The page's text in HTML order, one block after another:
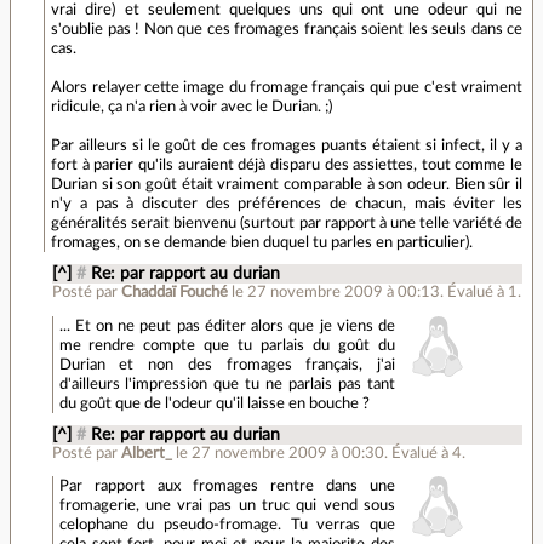
vrai dire) et seulement quelques uns qui ont une odeur qui ne
s'oublie pas ! Non que ces fromages français soient les seuls dans ce
cas.
Alors relayer cette image du fromage français qui pue c'est vraiment
ridicule, ça n'a rien à voir avec le Durian. ;)
Par ailleurs si le goût de ces fromages puants étaient si infect, il y a
fort à parier qu'ils auraient déjà disparu des assiettes, tout comme le
Durian si son goût était vraiment comparable à son odeur. Bien sûr il
n'y a pas à discuter des préférences de chacun, mais éviter les
généralités serait bienvenu (surtout par rapport à une telle variété de
fromages, on se demande bien duquel tu parles en particulier).
[^] # Re: par rapport au durian
Posté par Chaddaï Fouché le 27 novembre 2009 à 00:13. Évalué à 1 .
... Et on ne peut pas éditer alors que je viens de
me rendre compte que tu parlais du goût du
Durian et non des fromages français, j'ai
d'ailleurs l'impression que tu ne parlais pas tant
du goût que de l'odeur qu'il laisse en bouche ?
[^] # Re: par rapport au durian
Posté par Albert_ le 27 novembre 2009 à 00:30. Évalué à 4.
Par rapport aux fromages rentre dans une
fromagerie, une vrai pas un truc qui vend sous
celophane du pseudo-fromage. Tu verras que